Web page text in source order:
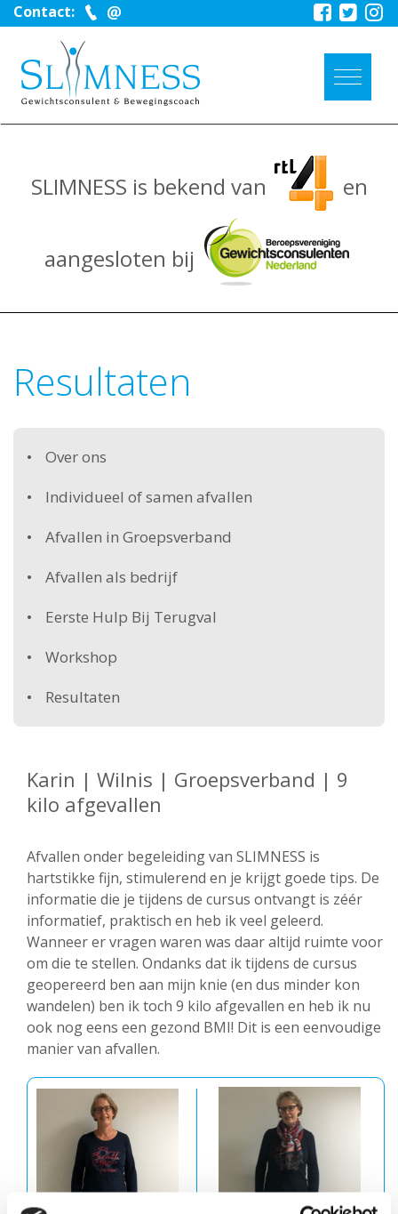
Contact:
SLIMNESS is bekend van en
aangesloten bij
Resultaten
Over ons
Individueel of samen afvallen
Afvallen in Groepsverband
Afvallen als bedrijf
Eerste Hulp Bij Terugval
Workshop
Resultaten
Karin | Wilnis | Groepsverband | 9
kilo afgevallen
Afvallen onder begeleiding van SLIMNESS is
hartstikke fijn, stimulerend en je krijgt goede tips. De
informatie die je tijdens de cursus ontvangt is zéér
informatief, praktisch en heb ik veel geleerd.
Wanneer er vragen waren was daar altijd ruimte voor
om die te stellen. Ondanks dat ik tijdens de cursus
geopereerd ben aan mijn knie (en dus minder kon
wandelen) ben ik toch 9 kilo afgevallen en heb ik nu
ook nog eens een gezond BMI! Dit is een eenvoudige
manier van afvallen.